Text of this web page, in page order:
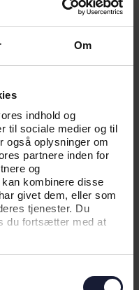
Om
indhold og
til sociale medier og til
også oplysninger om
partnere inden for
og
kombinere disse
givet dem, eller som
tjenester. Du
du fortsætter med at
OS